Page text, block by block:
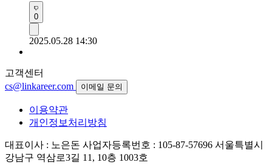
0
2025.05.28 14:30
고객센터
cs@linkareer.com
이메일 문의
이용약관
개인정보처리방침
대표이사 : 노은돈 사업자등록번호 : 105-87-57696 서울특별시
강남구 역삼로3길 11, 10층 1003호